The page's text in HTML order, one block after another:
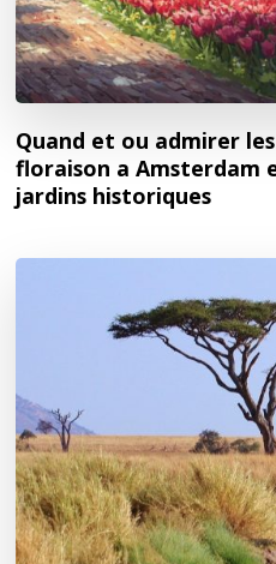
Quand et ou admirer
floraison a Amsterdam
jardins historiques